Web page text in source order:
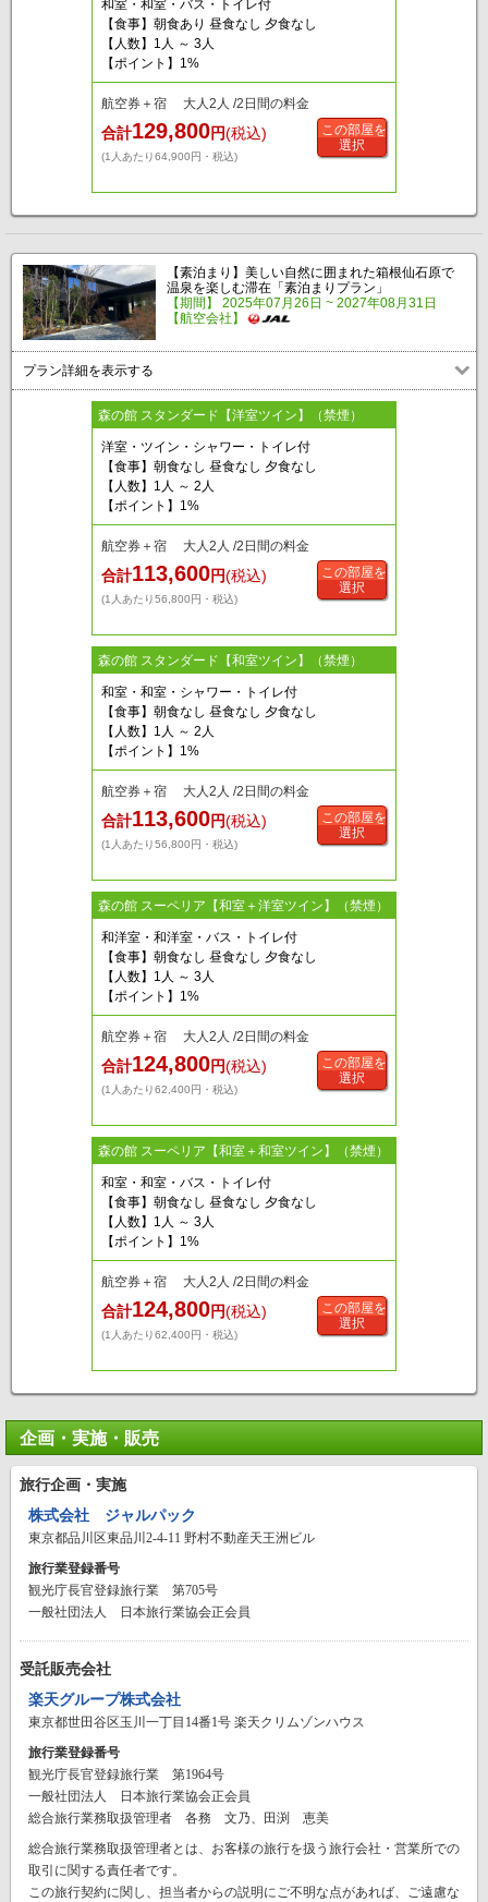
和室・和室・バス・トイレ付
【食事】朝食あり 昼食なし 夕食なし
【人数】1人 ～ 3人
【ポイント】1%
航空券＋宿 大人2人 /2日間の料金
合計129,800円(税込)
(1人あたり64,900円・税込)
この部屋を
選択
【素泊まり】美しい自然に囲まれた箱根仙石原で
温泉を楽しむ滞在「素泊まりプラン」
【期間】 2025年07月26日 ~ 2027年08月31日
【航空会社】
プラン詳細を表示する
森の館 スタンダード【洋室ツイン】（禁煙）
洋室・ツイン・シャワー・トイレ付
【食事】朝食なし 昼食なし 夕食なし
【人数】1人 ～ 2人
【ポイント】1%
航空券＋宿 大人2人 /2日間の料金
合計113,600円(税込)
(1人あたり56,800円・税込)
この部屋を
選択
森の館 スタンダード【和室ツイン】（禁煙）
和室・和室・シャワー・トイレ付
【食事】朝食なし 昼食なし 夕食なし
【人数】1人 ～ 2人
【ポイント】1%
航空券＋宿 大人2人 /2日間の料金
合計113,600円(税込)
(1人あたり56,800円・税込)
この部屋を
選択
森の館 スーペリア【和室＋洋室ツイン】（禁煙）
和洋室・和洋室・バス・トイレ付
【食事】朝食なし 昼食なし 夕食なし
【人数】1人 ～ 3人
【ポイント】1%
航空券＋宿 大人2人 /2日間の料金
合計124,800円(税込)
(1人あたり62,400円・税込)
この部屋を
選択
森の館 スーペリア【和室＋和室ツイン】（禁煙）
和室・和室・バス・トイレ付
【食事】朝食なし 昼食なし 夕食なし
【人数】1人 ～ 3人
【ポイント】1%
航空券＋宿 大人2人 /2日間の料金
合計124,800円(税込)
(1人あたり62,400円・税込)
この部屋を
選択
企画・実施・販売
旅行企画・実施
株式会社 ジャルパック
東京都品川区東品川2-4-11 野村不動産天王洲ビル
旅行業登録番号
観光庁長官登録旅行業 第705号
一般社団法人 日本旅行業協会正会員
受託販売会社
楽天グループ株式会社
東京都世田谷区玉川一丁目14番1号 楽天クリムゾンハウス
旅行業登録番号
観光庁長官登録旅行業 第1964号
一般社団法人 日本旅行業協会正会員
総合旅行業務取扱管理者 各務 文乃、田渕 恵美
総合旅行業務取扱管理者とは、お客様の旅行を扱う旅行会社・営業所での
取引に関する責任者です。
この旅行契約に関し、担当者からの説明にご不明な点があれば、ご遠慮な